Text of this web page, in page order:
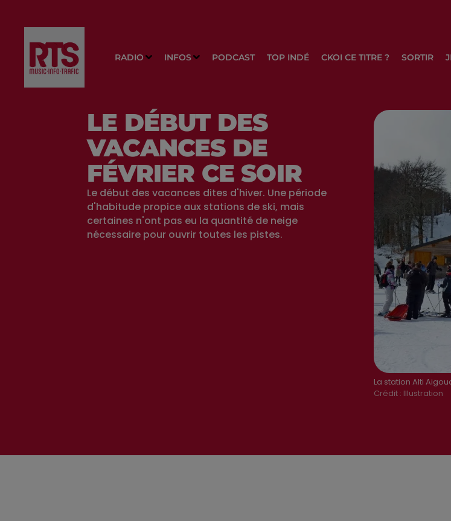
RADIO INFOS PODCAST TOP INDÉ CKOI CE TITRE ? SORTIR
La station Alti
Crédit : Illustration
LE DÉBUT DES
VACANCES DE
FÉVRIER CE SOIR
Le début des vacances dites d'hiver. Une période
d'habitude propice aux stations de ski, mais
certaines n'ont pas eu la quantité de neige
nécessaire pour ouvrir toutes les pistes.